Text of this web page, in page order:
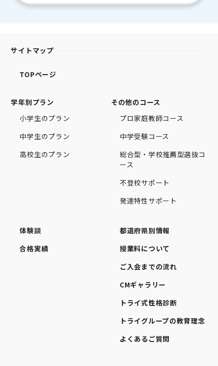
サイトマップ
TOPページ
学年別プラン
小学生のプラン
中学生のプラン
高校生のプラン
その他のコース
プロ家庭教師コース
中学受験コース
総合型・学校推薦型選抜コ
ース
不登校サポート
発達特性サポート
体験談
合格実績
都道府県別情報
授業料について
ご入会までの流れ
CMギャラリー
トライ式性格診断
トライグループの教育理念
よくあるご質問